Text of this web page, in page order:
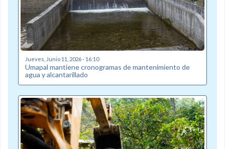
Jueves, Junio 11, 2026 - 16:10
Umapal mantiene cronogramas de mantenimiento de
agua y alcantarillado